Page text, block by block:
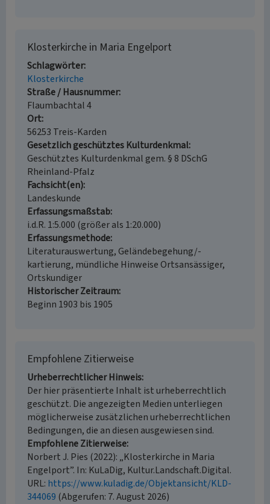
Klosterkirche in Maria Engelport
Schlagwörter
Klosterkirche
Straße / Hausnummer
Flaumbachtal 4
Ort
56253 Treis-Karden
Gesetzlich geschütztes Kulturdenkmal
Geschütztes Kulturdenkmal gem. § 8 DSchG
Rheinland-Pfalz
Fachsicht(en)
Landeskunde
Erfassungsmaßstab
i.d.R. 1:5.000 (größer als 1:20.000)
Erfassungsmethode
Literaturauswertung, Geländebegehung/-
kartierung, mündliche Hinweise Ortsansässiger,
Ortskundiger
Historischer Zeitraum
Beginn 1903 bis 1905
Empfohlene Zitierweise
Urheberrechtlicher Hinweis
Der hier präsentierte Inhalt ist urheberrechtlich
geschützt. Die angezeigten Medien unterliegen
möglicherweise zusätzlichen urheberrechtlichen
Bedingungen, die an diesen ausgewiesen sind.
Empfohlene Zitierweise
Norbert J. Pies (2022): „Klosterkirche in Maria
Engelport”. In: KuLaDig, Kultur.Landschaft.Digital.
URL: https://www.kuladig.de/Objektansicht/KLD-
344069 (Abgerufen: 7. August 2026)